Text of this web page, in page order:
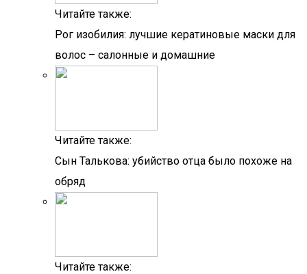
Читайте также:
Рог изобилия: лучшие кератиновые маски для
волос – салонные и домашние
Читайте также:
Сын Талькова: убийство отца было похоже на
обряд
Читайте также: